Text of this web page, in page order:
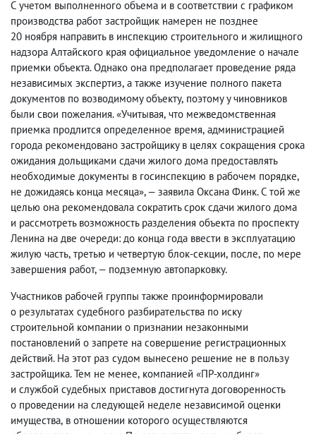
С учетом выполненного объема и в соответствии с графиком
производства работ застройщик намерен не позднее
20 ноября направить в инспекцию строительного и жилищного
надзора Алтайского края официальное уведомление о начале
приемки объекта. Однако она предполагает проведение ряда
независимых экспертиз, а также изучение полного пакета
документов по возводимому объекту, поэтому у чиновников
были свои пожелания. «Учитывая, что межведомственная
приемка продлится определенное время, администрацией
города рекомендовано застройщику в целях сокращения срока
ожидания дольщиками сдачи жилого дома предоставлять
необходимые документы в госинспекцию в рабочем порядке,
не дожидаясь конца месяца», — заявила Оксана Финк. С той же
целью она рекомендовала сократить срок сдачи жилого дома
и рассмотреть возможность разделения объекта по проспекту
Ленина на две очереди: до конца года ввести в эксплуатацию
жилую часть, третью и четвертую блок-секции, после, по мере
завершения работ, — подземную автопарковку.
Участников рабочей группы также проинформировали
о результатах судебного разбирательства по иску
строительной компании о признании незаконными
постановлений о запрете на совершение регистрационных
действий. На этот раз судом вынесено решение не в пользу
застройщика. Тем не менее, компанией «ПР-холдинг»
и службой судебных приставов достигнута договоренность
о проведении на следующей неделе независимой оценки
имущества, в отношении которого осуществляются